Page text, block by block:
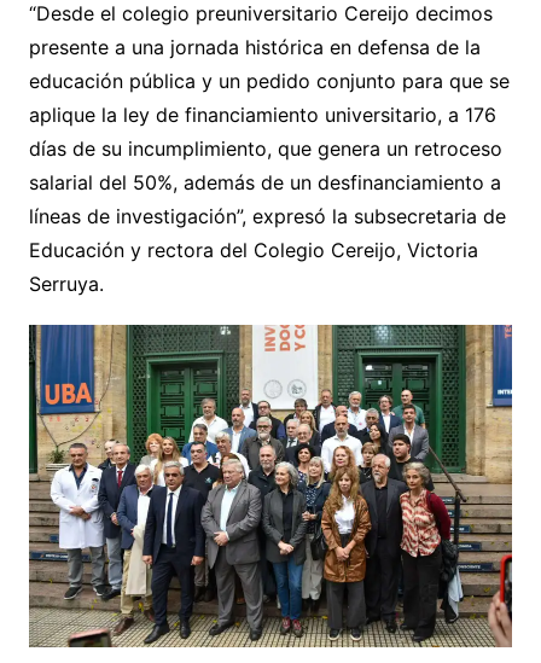
“Desde el colegio preuniversitario Cereijo decimos
presente a una jornada histórica en defensa de la
educación pública y un pedido conjunto para que se
aplique la ley de financiamiento universitario, a 176
días de su incumplimiento, que genera un retroceso
salarial del 50%, además de un desfinanciamiento a
líneas de investigación”, expresó la subsecretaria de
Educación y rectora del Colegio Cereijo, Victoria
Serruya.